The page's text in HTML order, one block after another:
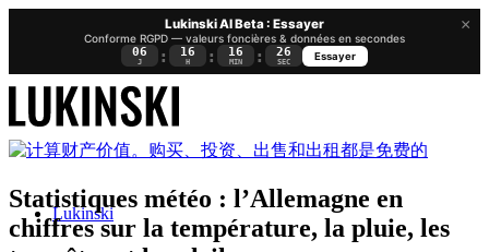
×
Lukinski AI Beta : Essayer
Conforme RGPD — valeurs foncières & données en secondes
06
J : 16
H : 16
MIN : 26
SEC
Essayer
Lukinski
Statistiques météo : l’Allemagne en
chiffres sur la température, la pluie, les